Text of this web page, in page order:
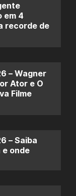
em 4
recorde de
– Wagner
Ator e O
Filme
– Saiba
e onde